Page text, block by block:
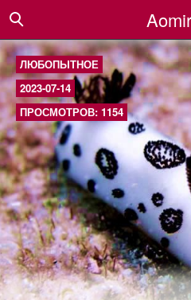
ЛЮБОПЫТНОЕ
2023-07-14
ПРОСМОТРОВ: 1154